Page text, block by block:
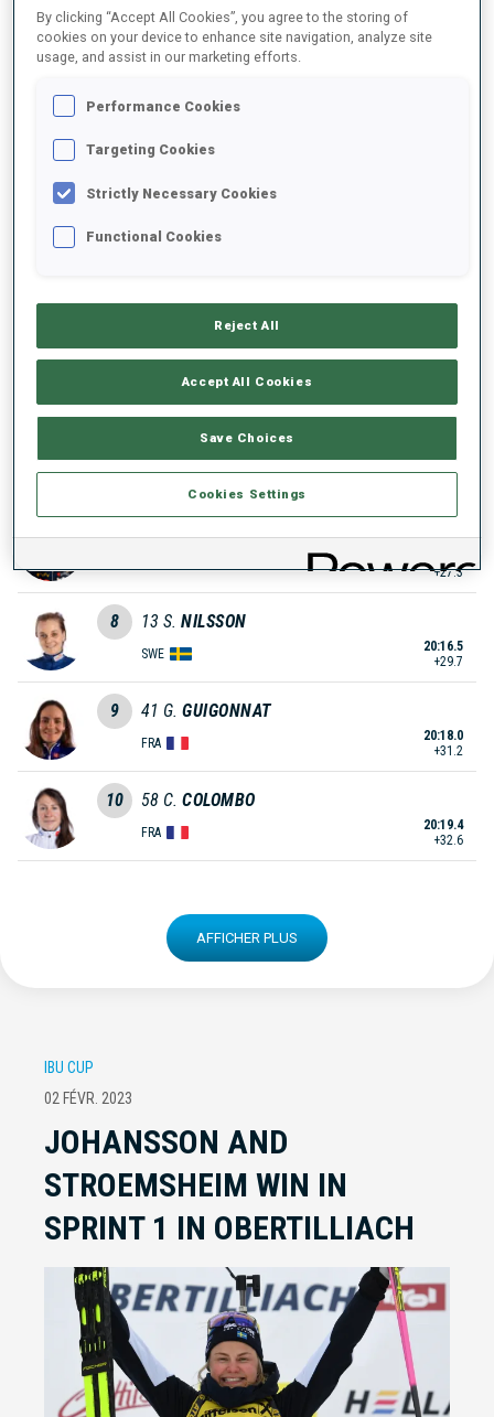
GER
+15.7
5 44 L. METTLER
KIRKEEIDE
NOR
7 42 S. CHAUVEAU
+27.3
8 13 S. NILSSON
SWE
20:16.5
+29.7
9 41 G. GUIGONNAT
FRA
20:18.0
+31.2
10 58 C. COLOMBO
FRA
20:19.4
+32.6
AFFICHER PLUS
IBU CUP
02 FÉVR. 2023
JOHANSSON AND
STROEMSHEIM WIN IN
SPRINT 1 IN OBERTILLIACH
By clicking “Accept All Cookies”, you agree to the storing of
cookies on your device to enhance site navigation, analyze site
usage, and assist in our marketing efforts.
Performance Cookies
Targeting Cookies
Strictly Necessary Cookies
Functional Cookies
Reject All
Accept All Cookies
Save Choices
Cookies Settings